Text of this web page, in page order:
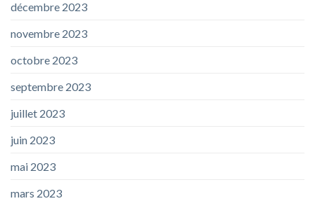
décembre 2023
novembre 2023
octobre 2023
septembre 2023
juillet 2023
juin 2023
mai 2023
mars 2023